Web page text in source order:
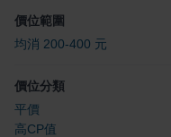
價位範圍
均消 200-400 元
價位分類
平價
高CP值